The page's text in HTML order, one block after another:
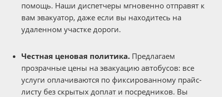
помощь. Наши диспетчеры мгновенно отправят к
вам эвакуатор, даже если вы находитесь на
удаленном участке дороги.
Честная ценовая политика. Предлагаем
прозрачные цены на эвакуацию автобусов: все
услуги оплачиваются по фиксированному прайс-
листу без скрытых доплат и посредников. Вы